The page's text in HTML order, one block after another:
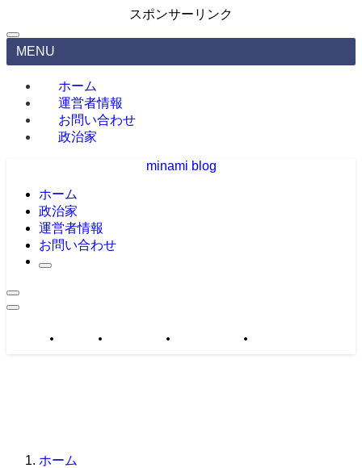
スポンサーリンク
MENU
ホーム
運営者情報
お問い合わせ
政治家
minami blog
ホーム
政治家
運営者情報
お問い合わせ
政治家 運営者情報 お問い合わせ
ホーム